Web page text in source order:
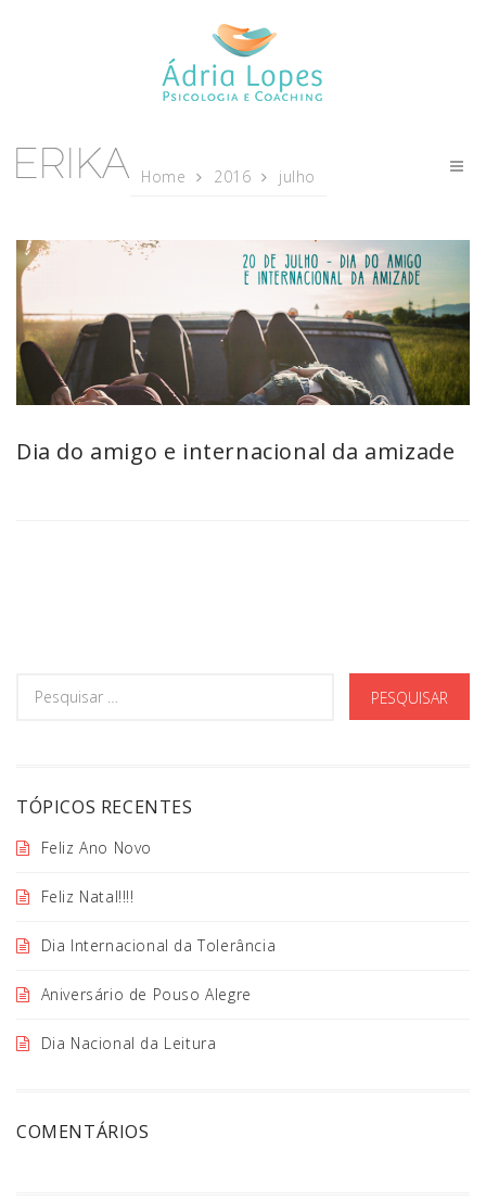
Home 2016 julho
Dia do amigo e internacional da amizade
TÓPICOS RECENTES
Feliz Ano Novo
Feliz Natal!!!!
Dia Internacional da Tolerância
Aniversário de Pouso Alegre
Dia Nacional da Leitura
COMENTÁRIOS